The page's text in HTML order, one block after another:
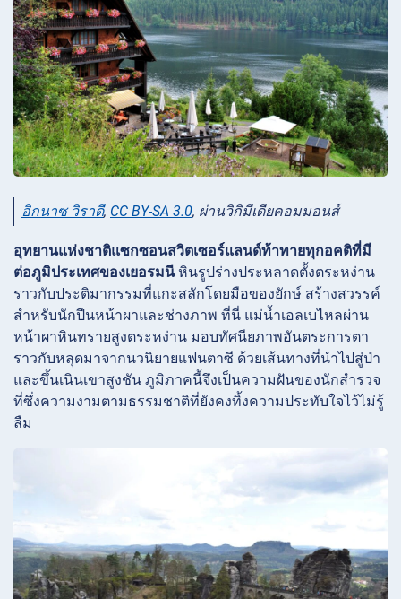
อิกนาซ วิราดี, CC BY-SA 3.0, ผ่านวิกิมีเดียคอมมอนส์
อุทยานแห่งชาติแซกซอนสวิตเซอร์แลนด์ท้าทายทุกอคติที่มี
ต่อภูมิประเทศของเยอรมนีหินรูปร่างประหลาดตั้งตระหง่าน
ราวกับประติมากรรมที่แกะสลักโดยมือของยักษ์ สร้างสวรรค์
สำหรับนักปีนหน้าผาและช่างภาพ ที่นี่ แม่น้ำเอลเบไหลผ่าน
หน้าผาหินทรายสูงตระหง่าน มอบทัศนียภาพอันตระการตา
ราวกับหลุดมาจากนวนิยายแฟนตาซี ด้วยเส้นทางที่นำไปสู่ป่า
และขึ้นเนินเขาสูงชัน ภูมิภาคนี้จึงเป็นความฝันของนักสำรวจ
ที่ซึ่งความงามตามธรรมชาติที่ยังคงทิ้งความประทับใจไว้ไม่รู้
ลืม